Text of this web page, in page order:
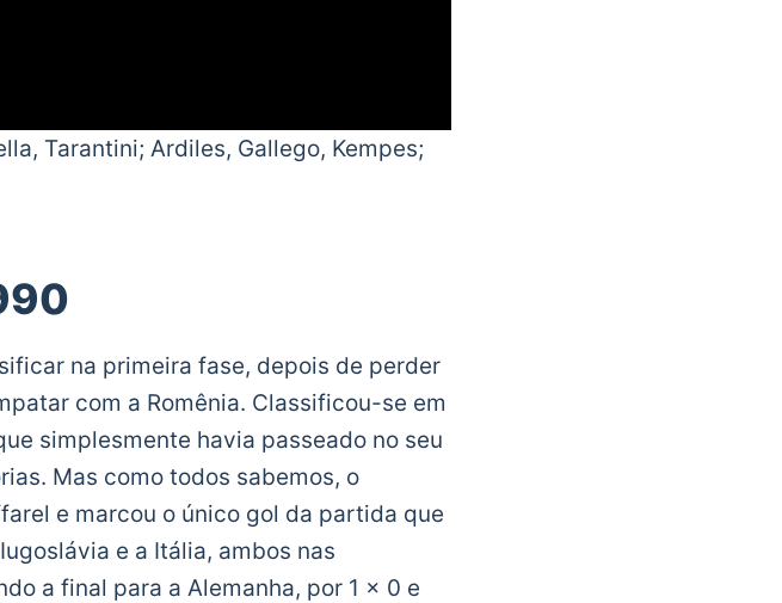
Tarantini; Ardiles, Gallego, Kempes;
na primeira fase, depois de perder
com a Romênia. Classificou-se em
simplesmente havia passeado no seu
Mas como todos sabemos, o
e marcou o único gol da partida que
e a Itália, ambos nas
a final para a Alemanha, por 1 x 0 e